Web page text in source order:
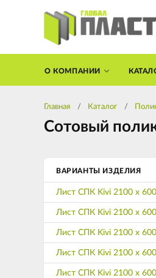
О КОМПАНИИ
Главная Каталог
Сотовый
ВАРИАНТЫ ИЗДЕЛИЯ
Лист СПК Kivi 2100 х
Лист СПК Kivi 2100 х
Лист СПК Kivi 2100 х
Лист СПК Kivi 2100 х
Лист СПК Kivi 2100 х